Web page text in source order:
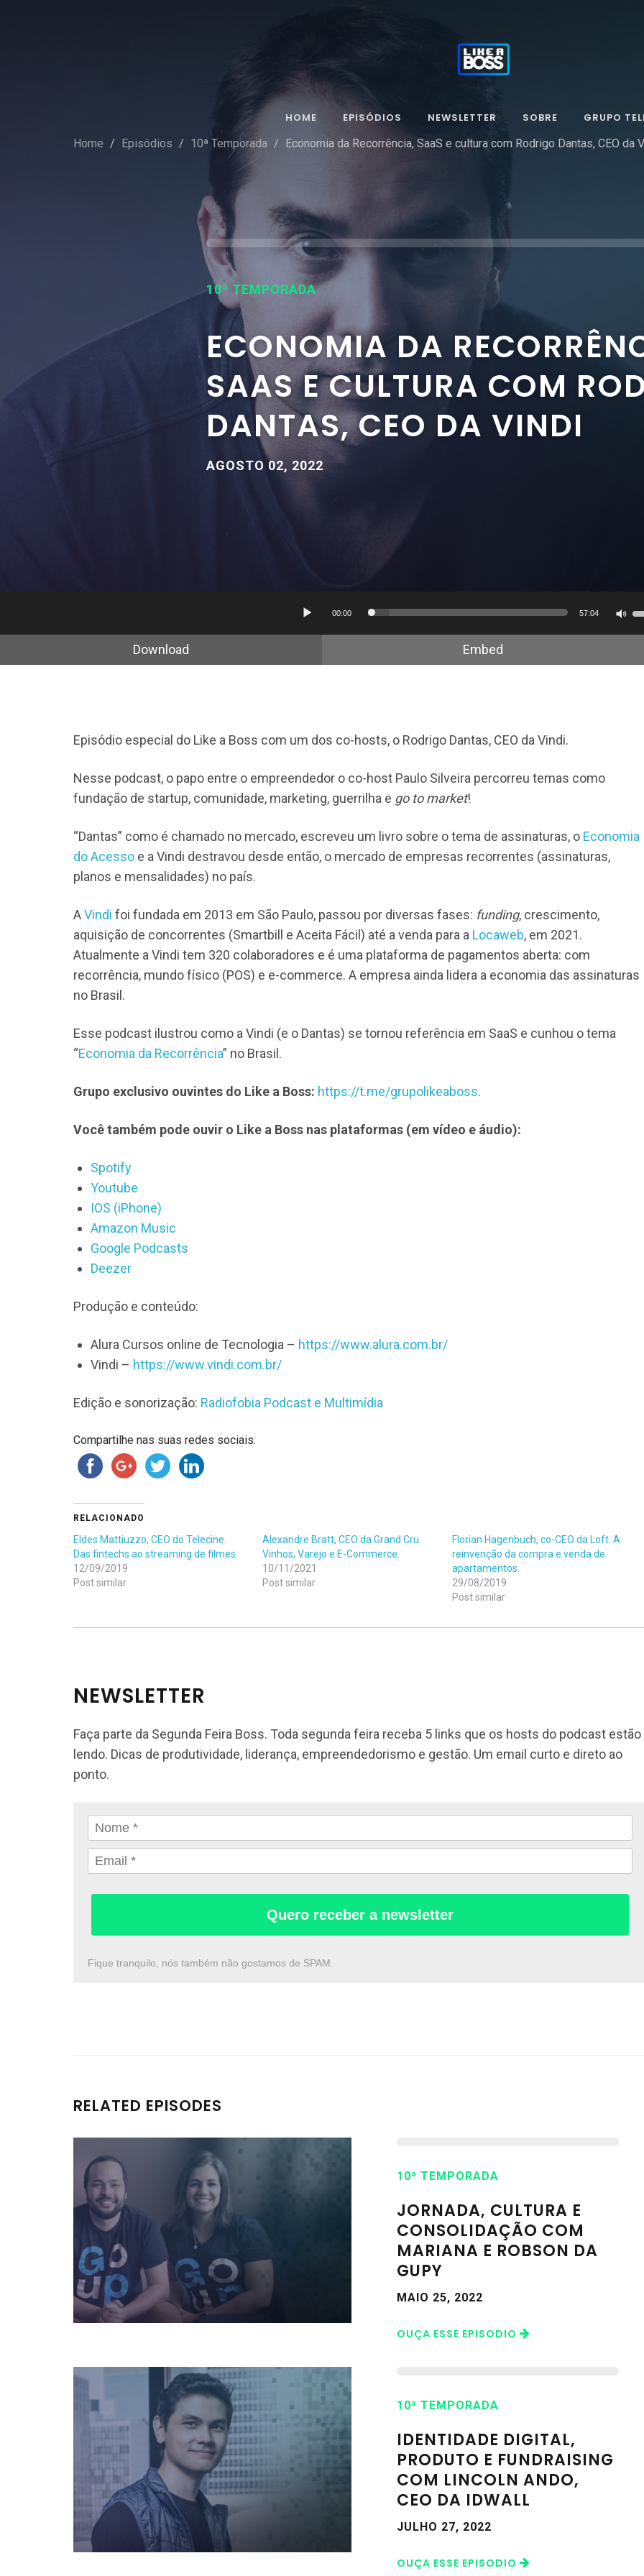
HOME EPISÓDIOS NEWSLETTER SOBRE
GRUPO
Home
Episódios 10ª Temporada Economia da Recorrência, SaaS e cultura com Rodrigo Dantas, CEO da
10ª TEMPORADA
ECONOMIA DA
SAAS E CULTURA COM
DANTAS, CEO DA VINDI
AGOSTO 02, 2022
Tocador
00:00 57:04
Download Embed
Episódio especial do Like a Boss com um dos co-hosts, o Rodrigo Dantas, CEO da Vindi.
Nesse podcast, o papo entre o empreendedor o co-host Paulo Silveira percorreu temas como
fundação de startup, comunidade, marketing, guerrilha e go to market!
“Dantas” como é chamado no mercado, escreveu um livro sobre o tema de assinaturas, o Economia
do Acesso e a Vindi destravou desde então, o mercado de empresas recorrentes (assinaturas,
planos e mensalidades) no país.
AVindi foi fundada em 2013 em São Paulo, passou por diversas fases: funding, crescimento,
aquisição de concorrentes (Smartbill e Aceita Fácil) até a venda para a Locaweb, em 2021.
Atualmente a Vindi tem 320 colaboradores e é uma plataforma de pagamentos aberta: com
recorrência, mundo físico (POS) e e-commerce. A empresa ainda lidera a economia das assinaturas
no Brasil.
Esse podcast ilustrou como a Vindi (e o Dantas) se tornou referência em SaaS e cunhou o tema
“Economia da Recorrência” no Brasil.
Grupo exclusivo ouvintes do Like a Boss: https://t.me/grupolikeaboss.
Você também pode ouvir o Like a Boss nas plataformas (em vídeo e áudio):
Spotify
Youtube
IOS (iPhone)
Amazon Music
Google Podcasts
Deezer
Produção e conteúdo:
Alura Cursos online de Tecnologia – https://www.alura.com.br/
Vindi – https://www.vindi.com.br/
Edição e sonorização: Radiofobia Podcast e Multimídia
Compartilhe nas suas redes sociais:
RELACIONADO
Eldes Mattiuzzo, CEO do Telecine.
Das fintechs ao streaming de filmes.
12/09/2019
Post similar
Alexandre Bratt, CEO da Grand Cru.
Vinhos, Varejo e E-Commerce.
10/11/2021
Post similar
Florian Hagenbuch, co-CEO da Loft. A
reinvenção da compra e venda de
apartamentos.
29/08/2019
Post similar
NEWSLETTER
Faça parte da Segunda Feira Boss. Toda segunda feira receba 5 links que os hosts do podcast estão
lendo. Dicas de produtividade, liderança, empreendedorismo e gestão. Um email curto e direto ao
ponto.
Quero receber a newsletter
Fique tranquilo, nós também não gostamos de SPAM.
RELATED EPISODES
10ª TEMPORADA
JORNADA, CULTURA E
CONSOLIDAÇÃO COM
MARIANA E ROBSON DA
GUPY
MAIO 25, 2022
OUÇA ESSE EPISODIO
10ª TEMPORADA
IDENTIDADE DIGITAL,
PRODUTO E FUNDRAISING
COM LINCOLN ANDO,
CEO DA IDWALL
JULHO 27, 2022
OUÇA ESSE EPISODIO